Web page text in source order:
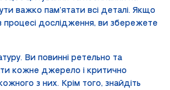
важко пам’ятати всі деталі. Якщо
процесі дослідження, ви збережете
Ви повинні ретельно та
кожне джерело і критично
з них. Крім того, знайдіть